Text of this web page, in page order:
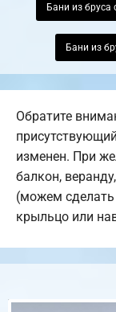
Бани из бруса
Бани из
Обратите
изменен. При
балкон,
(можем сделать
крыльцо или